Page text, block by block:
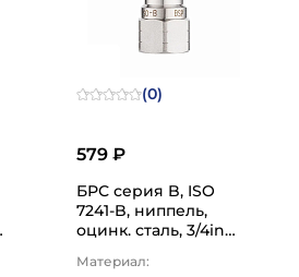
(0)
579 ₽
БРС серия B, ISO
7241-B, ниппель,
оцинк. сталь, 3/4in
Материал: